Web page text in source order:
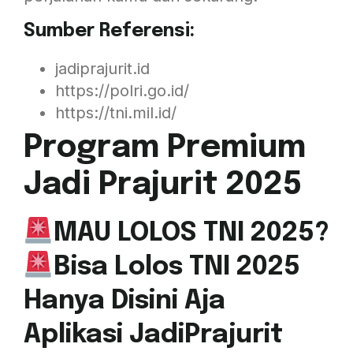
Sumber Referensi:
jadiprajurit.id
https://polri.go.id/
https://tni.mil.id/
Program Premium
Jadi Prajurit 2025
MAU LOLOS TNI 2025?
Bisa Lolos TNI 2025
Hanya Disini Aja
Aplikasi JadiPrajurit